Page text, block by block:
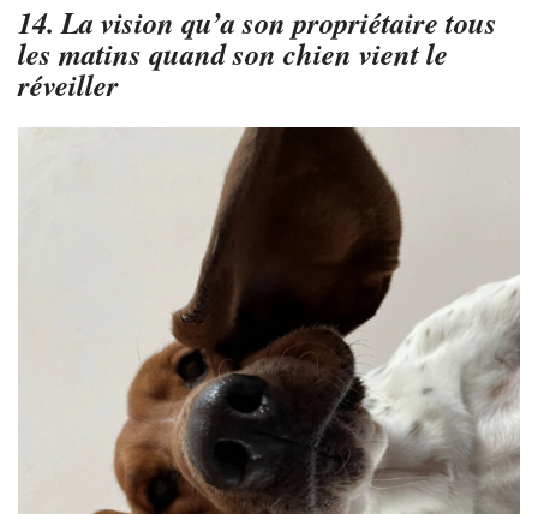
14. La vision qu’a son propriétaire tous
les matins quand son chien vient le
réveiller